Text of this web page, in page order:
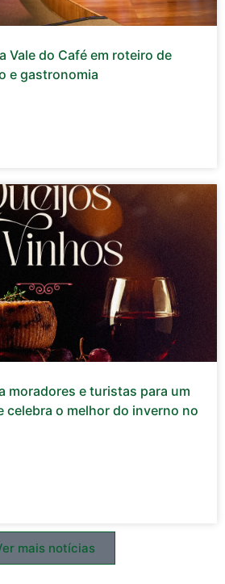
Vale do Café em roteiro de
e gastronomia
moradores e turistas para um
celebra o melhor do inverno no
mais notícias